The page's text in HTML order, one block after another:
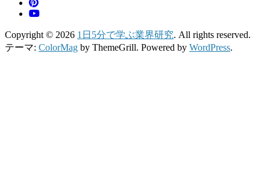
Copyright © 2026 1日5分で学ぶ業界研究. All rights reserved.
テーマ: ColorMag by ThemeGrill. Powered by WordPress.